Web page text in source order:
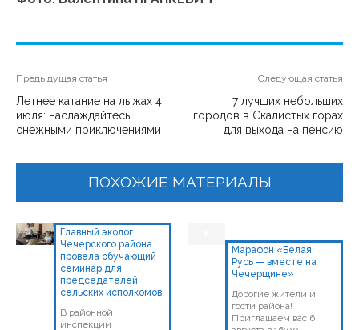
Предыдущая статья
Летнее катание на лыжах 4
июля: наслаждайтесь
снежными приключениями
Следующая статья
7 лучших небольших
городов в Скалистых горах
для выхода на пенсию
ПОХОЖИЕ МАТЕРИАЛЫ
Главный эколог
Чечерского района
провела обучающий
семинар для
председателей
сельских исполкомов
В районной
инспекции
Марафон «Белая
Русь — вместе на
Чечерщине»
Дорогие жители и
гости района!
Приглашаем вас 6